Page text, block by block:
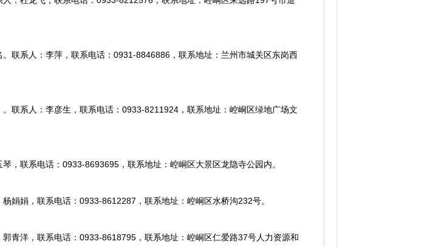
系人：李萍，联系电话：0931-8846886，联系地址：兰州市城关区东岗西
系人：李彦生，联系电话：0933-8211924，联系地址：崆峒区绿地广场文
联系电话：0933-8693695，联系地址：崆峒区大景区龙隐寺公园内。
娟，联系电话：0933-8612287，联系地址：崆峒区水桥沟232号。
洋，联系电话：0933-8618795，联系地址：崆峒区仁爱路37号人力资源和